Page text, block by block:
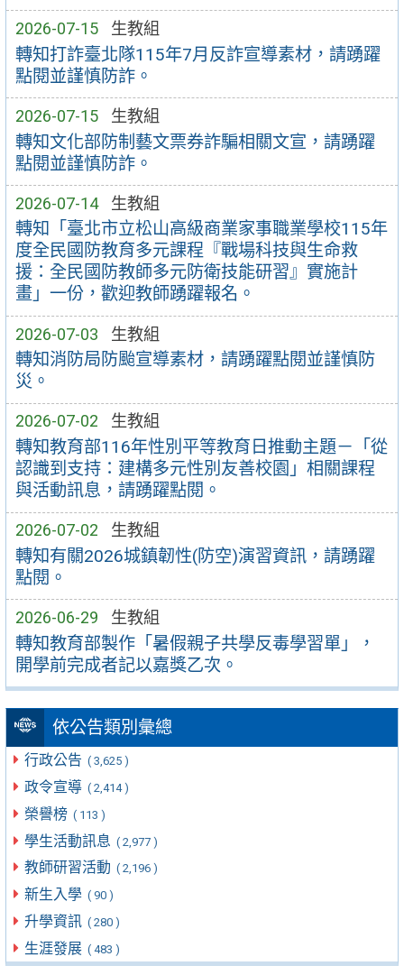
2026-07-15 生教組
轉知打詐臺北隊115年7月反詐宣導素材，請踴躍
點閱並謹慎防詐。
2026-07-15 生教組
轉知文化部防制藝文票券詐騙相關文宣，請踴躍
點閱並謹慎防詐。
2026-07-14 生教組
轉知「臺北市立松山高級商業家事職業學校115年
度全民國防教育多元課程『戰場科技與生命救
援：全民國防教師多元防衛技能研習』實施計
畫」一份，歡迎教師踴躍報名。
2026-07-03 生教組
轉知消防局防颱宣導素材，請踴躍點閱並謹慎防
災。
2026-07-02 生教組
轉知教育部116年性別平等教育日推動主題－「從
認識到支持：建構多元性別友善校園」相關課程
與活動訊息，請踴躍點閱。
2026-07-02 生教組
轉知有關2026城鎮韌性(防空)演習資訊，請踴躍
點閱。
2026-06-29 生教組
轉知教育部製作「暑假親子共學反毒學習單」，
開學前完成者記以嘉獎乙次。
依公告類別彙總
行政公告 ( 3,625 )
政令宣導 ( 2,414 )
榮譽榜 ( 113 )
學生活動訊息 ( 2,977 )
教師研習活動 ( 2,196 )
新生入學 ( 90 )
升學資訊 ( 280 )
生涯發展 ( 483 )